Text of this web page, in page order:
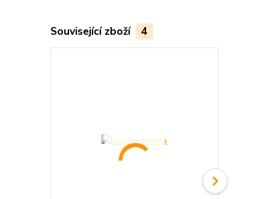
Související zboží 4